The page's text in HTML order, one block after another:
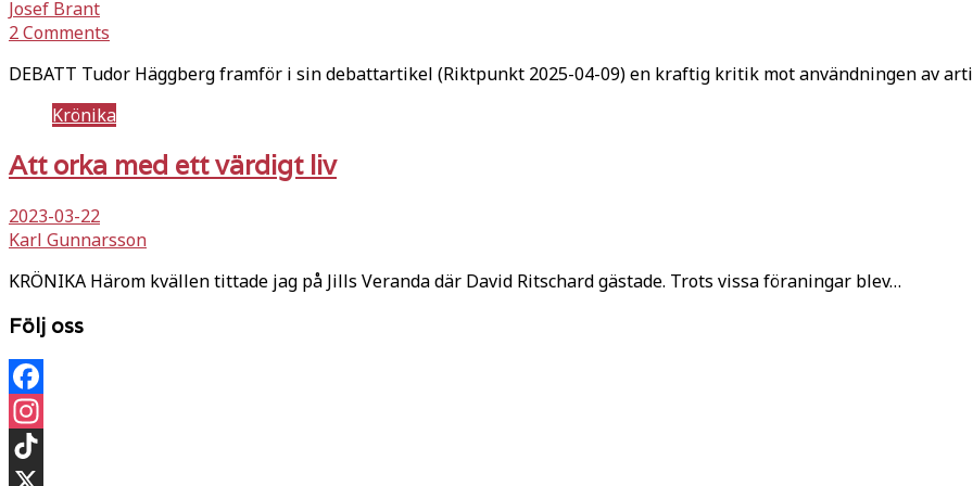
Josef Brant
2 Comments
DEBATT Tudor Häggberg framför i sin debattartikel (Riktpunkt 2025-04-09) en kraftig kritik mot användningen av
Krönika
Att orka med ett värdigt liv
2023-03-22
Karl Gunnarsson
KRÖNIKA Härom kvällen tittade jag på Jills Veranda där David Ritschard gästade. Trots vissa föraningar blev…
Följ oss
Facebook
Instagram
TikTok